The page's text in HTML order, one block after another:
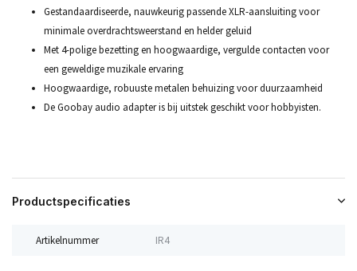
Gestandaardiseerde, nauwkeurig passende XLR-aansluiting voor
minimale overdrachtsweerstand en helder geluid
Met 4-polige bezetting en hoogwaardige, vergulde contacten voor
een geweldige muzikale ervaring
Hoogwaardige, robuuste metalen behuizing voor duurzaamheid
De Goobay audio adapter is bij uitstek geschikt voor hobbyisten.
Productspecificaties
Artikelnummer IR4